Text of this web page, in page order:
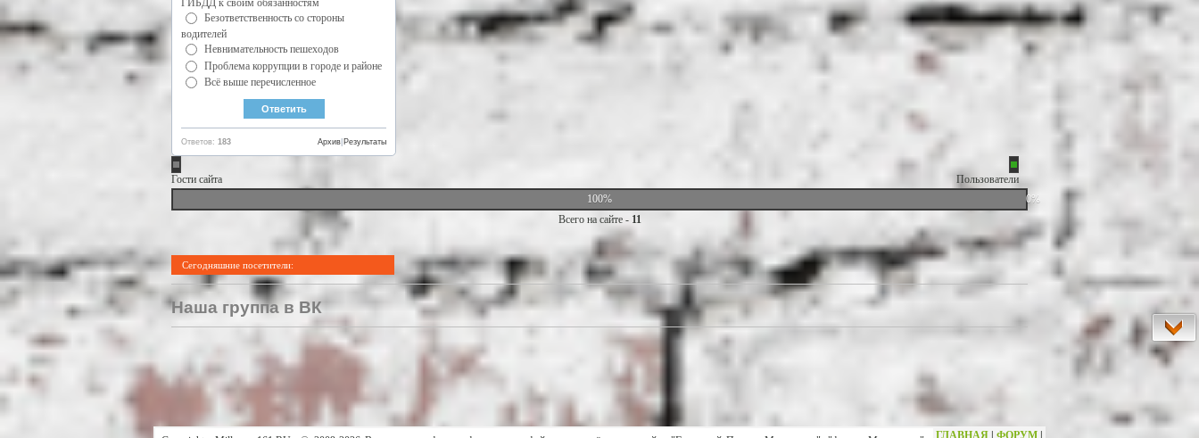
Безответственность со стороны
водителей
Невнимательность пешеходов
Проблема коррупции в городе и районе
Всё выше перечисленное
Ответов: 183 Результаты
Архив
Гости сайта
Пользователи
100%
0%
Всего на сайте - 11
Сегодняшние посетители:
Наша группа в ВК
ГЛАВНАЯ | ФОРУМ |